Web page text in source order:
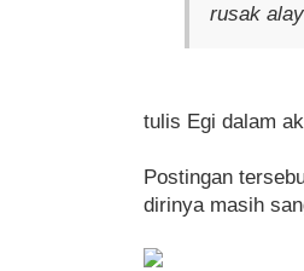
rusak
tulis Egi dalam
Postingan
dirinya masih